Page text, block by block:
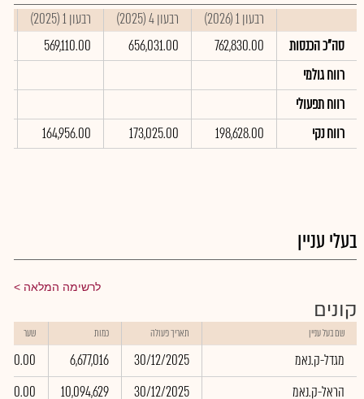
רבעון 1 (2026) רבעון 4 (2025) רבעון 1 (2025)
סה"כ הכנסות
762,830.00
656,031.00
569,110.00
רווח גולמי
רווח תפעולי
רווח נקי
198,628.00
173,025.00
164,956.00
בעלי עניין
לרשימה המלאה
קונים
שם בעל עניין תאריך פעולה כמות שער
מגדל-ק.נאמ 30/12/2025
6,677,016
0.00
הראל-ק.נאמ
30/12/2025
10,094,629
0.00